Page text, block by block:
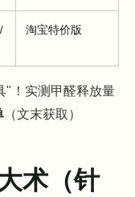
淘宝特价版
"！实测甲醛释放量
（文末获取）
术（针